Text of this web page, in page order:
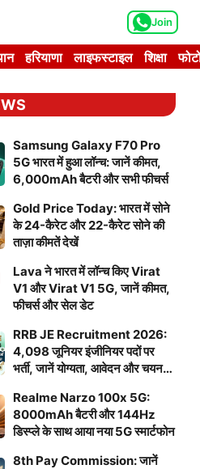
Join
हरियाणा लाइफस्टाइल शिक्षा
Samsung Galaxy F70 Pro
5G भारत में हुआ लॉन्च: जानें कीमत,
6,000mAh बैटरी और सभी फीचर्स
Gold Price Today: भारत में सोने
के 24-कैरेट और 22-कैरेट सोने की
ताज़ा कीमतें देखें
Lava ने भारत में लॉन्च किए Virat
V1 और Virat V1 5G, जानें कीमत,
फीचर्स और सेल डेट
RRB JE Recruitment 2026:
4,098 जूनियर इंजीनियर पदों पर
भर्ती, जानें योग्यता, आवेदन और चयन
Realme Narzo 100x 5G:
8000mAh बैटरी और 144Hz
डिस्प्ले के साथ आया नया 5G स्मार्टफोन
8th Pay Commission: जानें